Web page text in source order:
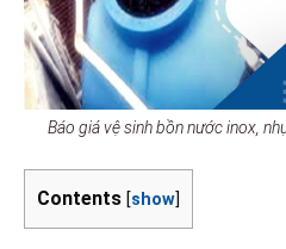
Báo giá vệ sinh bồn nước inox,
Contents [show]